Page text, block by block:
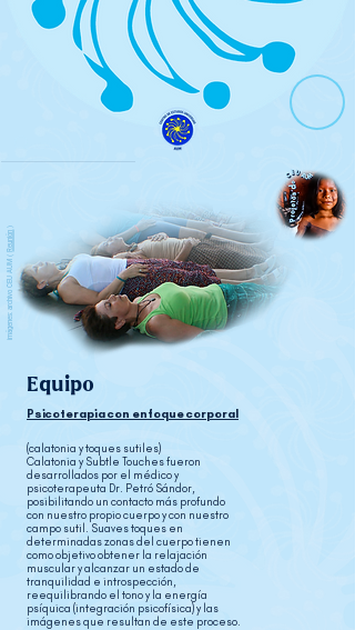
Psicoterapia con enfoque corporal
(calatonia y toques sutiles)
Calatonia y Subtle Touches fueron
desarrollados por el médico y
psicoterapeuta Dr. Petró Sándor,
posibilitando un contacto más profundo
con nuestro propio cuerpo y con nuestro
campo sutil. Suaves toques en
determinadas zonas del cuerpo tienen
como objetivo obtener la relajación
muscular y alcanzar un estado de
tranquilidad e introspección,
reequilibrando el tono y la energía
psíquica (integración psicofísica) y las
imágenes que resultan de este proceso.
Equipo
imágenes: archivo CEU AUM (
Reunión
)